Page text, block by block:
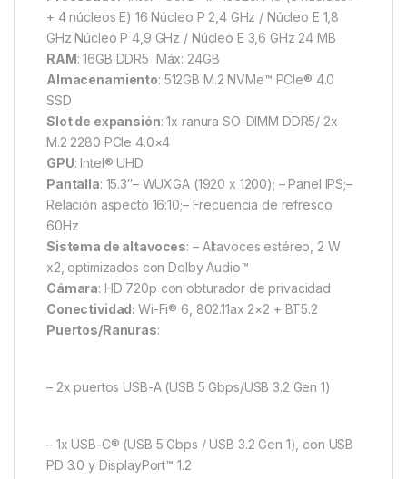
+ 4 núcleos E) 16 Núcleo P 2,4 GHz / Núcleo E 1,8
GHz Núcleo P 4,9 GHz / Núcleo E 3,6 GHz 24 MB
RAM: 16GB DDR5 Máx: 24GB
Almacenamiento: 512GB M.2 NVMe™ PCIe® 4.0
SSD
Slot de expansión: 1x ranura SO-DIMM DDR5/ 2x
M.2 2280 PCIe 4.0×4
GPU: Intel® UHD
Pantalla: 15.3″– WUXGA (1920 x 1200); – Panel IPS;–
Relación aspecto 16:10;– Frecuencia de refresco
60Hz
Sistema de altavoces: – Altavoces estéreo, 2 W
x2, optimizados con Dolby Audio™
Cámara: HD 720p con obturador de privacidad
Conectividad:Wi-Fi® 6, 802.11ax 2×2 + BT5.2
Puertos/Ranuras:
– 2x puertos USB-A (USB 5 Gbps/USB 3.2 Gen 1)
– 1x USB-C® (USB 5 Gbps / USB 3.2 Gen 1), con USB
PD 3.0 y DisplayPort™ 1.2